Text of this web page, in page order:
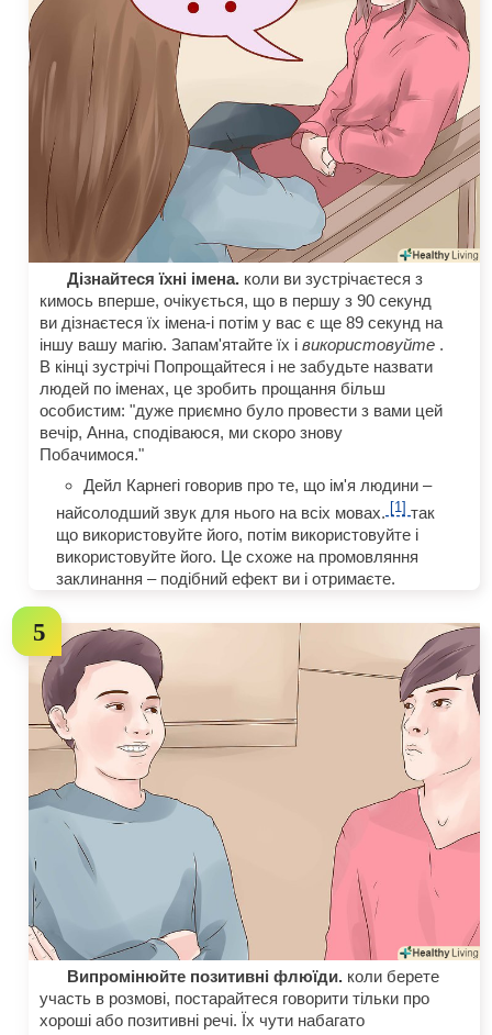
Дізнайтеся їхні імена. коли ви зустрічаєтеся з
кимось вперше, очікується, що в першу з 90 секунд
ви дізнаєтеся їх імена-і потім у вас є ще 89 секунд на
іншу вашу магію. Запам'ятайте їх івикористовуйте .
В кінці зустрічі Попрощайтеся і не забудьте назвати
людей по іменах, це зробить прощання більш
особистим: "дуже приємно було провести з вами цей
вечір, Анна, сподіваюся, ми скоро знову
Побачимося."
Дейл Карнегі говорив про те, що ім'я людини –
найсолодший звук для нього на всіх мовах. [1]так
що використовуйте його, потім використовуйте і
використовуйте його. Це схоже на промовляння
заклинання – подібний ефект ви і отримаєте.
Випромінюйте позитивні флюїди. коли берете
участь в розмові, постарайтеся говорити тільки про
хороші або позитивні речі. Їх чути набагато